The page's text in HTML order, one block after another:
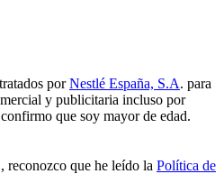
porNestlé España, S.A. para
y publicitaria incluso por
que soy mayor de edad.
que he leído la Política de